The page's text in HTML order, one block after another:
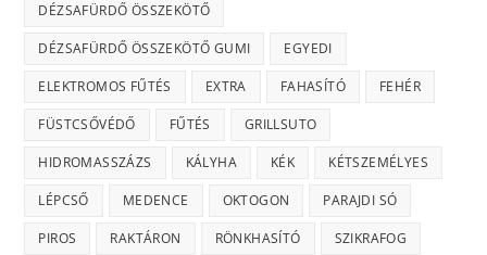
DÉZSAFÜRDŐ ÖSSZEKÖTŐ
DÉZSAFÜRDŐ ÖSSZEKÖTŐ GUMI EGYEDI
ELEKTROMOS FŰTÉS EXTRA FAHASÍTÓ FEHÉR
FÜSTCSŐVÉDŐ FŰTÉS GRILLSUTO
HIDROMASSZÁZS KÁLYHA KÉK KÉTSZEMÉLYES
LÉPCSŐ MEDENCE OKTOGON PARAJDI SÓ
PIROS RAKTÁRON RÖNKHASÍTÓ SZIKRAFOG